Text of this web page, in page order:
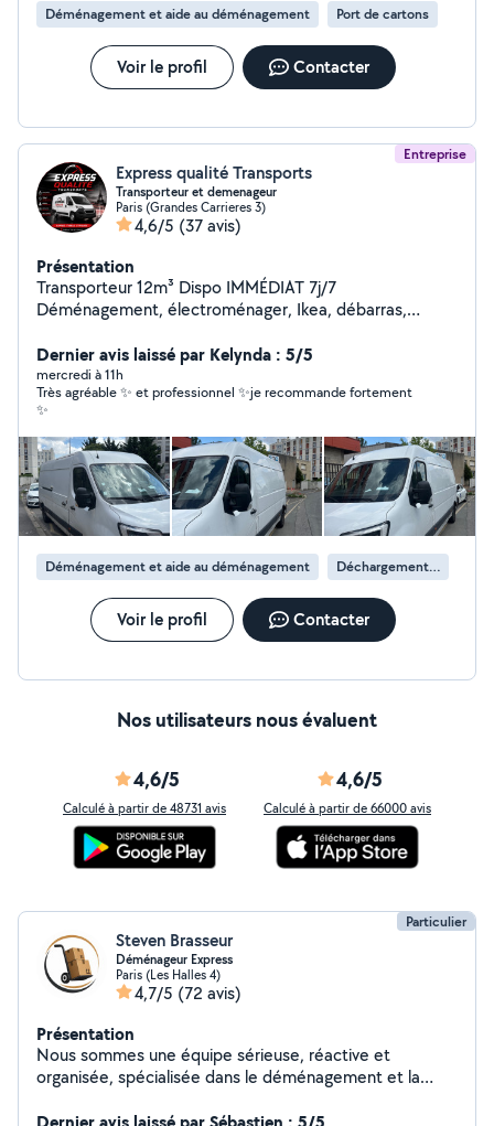
Déménagement et aide au déménagement Port de cartons
Voir le profil Contacter
Entreprise
Express qualité Transports
Transporteur et demenageur
Paris (Grandes Carrieres 3)
4,6/5 (37 avis)
Présentation
Transporteur 12m³ Dispo IMMÉDIAT 7j/7
Déménagement, électroménager, Ikea, débarras,
(souvent dans l'heure) Aide au chargement possible Prix
correct, travail propre Paris & Île-de-France Réponse en
quelques minutes contactez-moi maintenant
Dernier avis laissé par Kelynda : 5/5
mercredi à 11h
Très agréable ✨ et professionnel ✨je recommande fortement
✨
Déménagement et aide au déménagement Déchargement de camion de déménagement
Voir le profil Contacter
Nos utilisateurs nous évaluent
4,6/5
Calculé à partir de 48731 avis
4,6/5
Calculé à partir de 66000 avis
Particulier
Steven Brasseur
Déménageur Express
Paris (Les Halles 4)
4,7/5 (72 avis)
Présentation
Nous sommes une équipe sérieuse, réactive et
organisée, spécialisée dans le déménagement et la
prestations : chargement, déchargement, transport de